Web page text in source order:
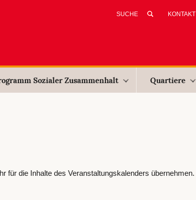
KONTAKT
Sozialer Zusammenhalt Quartiere
für die Inhalte des Veranstaltungskalenders übernehmen.